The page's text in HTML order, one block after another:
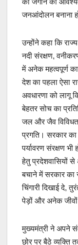
को जगाने की
जनआंदोलन बनाना
उन्होंने कहा कि
नदी संरक्षण,
में अनेक महत्वपूर्ण
देश का पहला ऐसा
अवधारणा को लागू
बेहतर सोच का
जल और जैव
प्रगति। सरकार
पर्यावरण संरक्षण
हेतु प्रदेशवासियों
बचाने में सरकार का
चिंगारी दिखाई दे,
पेड़ों और अनेक
मुख्यमंत्री ने अपने
छोर पर बैठे व्यक्ति